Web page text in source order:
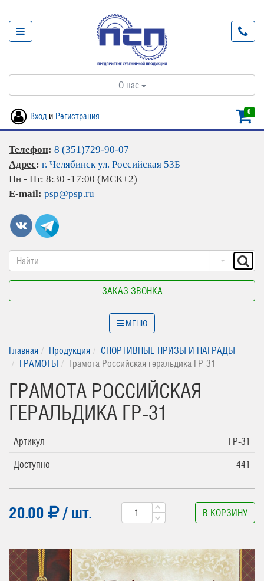
О нас
0
Вход и Регистрация
Телефон: 8 (351)729-90-07
Адрес: г. Челябинск ул. Российская 53Б
Пн - Пт: 8:30 -17:00 (МСК+2)
E-mail: psp@psp.ru
ЗАКАЗ ЗВОНКА
МЕНЮ
Главная Продукция
СПОРТИВНЫЕ ПРИЗЫ И НАГРАДЫ
ГРАМОТЫ
Грамота Российская геральдика ГР-31
ГРАМОТА РОССИЙСКАЯ
ГЕРАЛЬДИКА ГР-31
Артикул
ГР-31
Доступно
441
20.00 / шт. В КОРЗИНУ